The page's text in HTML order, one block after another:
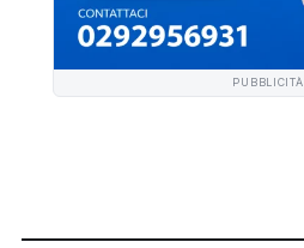
PUBBLICITÀ